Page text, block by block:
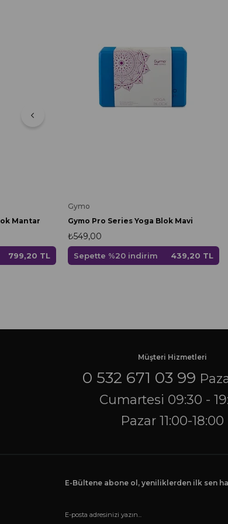
Mantar
799,20 TL
Gymo
Gymo Pro Series Yoga Blok Mavi
₺549,00
Sepette %20 indirim 439,20 TL
Müşteri Hizmetleri
0 532 671 03 99
Cumartesi 09:30 -
Pazar 11:00-18:00
E-Bültene abone ol, yeniliklerden ilk sen